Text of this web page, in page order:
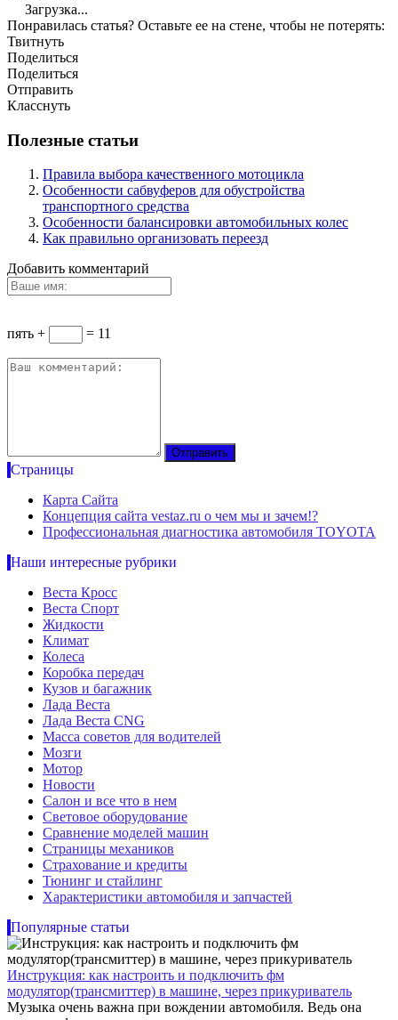
Загрузка...
Понравилась статья? Оставьте ее на стене, чтобы не потерять:
Твитнуть
Поделиться
Поделиться
Отправить
Класснуть
Полезные статьи
Правила выбора качественного мотоцикла
Особенности сабвуферов для обустройства
транспортного средства
Особенности балансировки автомобильных колес
Как правильно организовать переезд
Добавить комментарий
пять + = 11
Страницы
Карта Сайта
Концепция сайта vestaz.ru о чем мы и зачем!?
Профессиональная диагностика автомобиля TOYOTA
Наши интересные рубрики
Веста Кросс
Веста Спорт
Жидкости
Климат
Колеса
Коробка передач
Кузов и багажник
Лада Веста
Лада Веста CNG
Масса советов для водителей
Мозги
Мотор
Новости
Салон и все что в нем
Световое оборудование
Сравнение моделей машин
Страницы механиков
Страхование и кредиты
Тюнинг и стайлинг
Характеристики автомобиля и запчастей
Популярные статьи
Инструкция: как настроить и подключить фм
модулятор(трансмиттер) в машине, через прикуриватель
Музыка очень важна при вождении автомобиля. Ведь она